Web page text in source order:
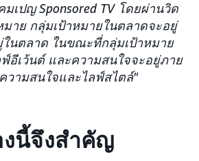
มเปญ Sponsored TV โดยผ่านวิด
มาย กลุ่มเป้าหมายในตลาดจะอยู่
นตลาด ในขณะที่กลุ่มเป้าหมาย
อีเว้นต์ และความสนใจจะอยู่ภาย
วามสนใจและไลฟ์สไตล์"
งนี้จึงสำคัญ